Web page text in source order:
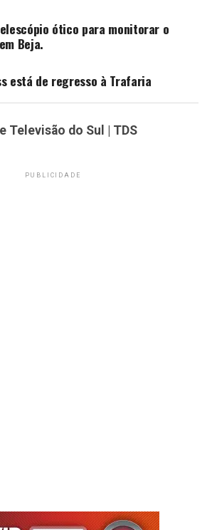
ótico para monitorar o
Beja.
está de regresso à Trafaria
Televisão do Sul | TDS
PUBLICIDADE